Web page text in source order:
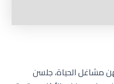
مشاغل الحياة، جلسن